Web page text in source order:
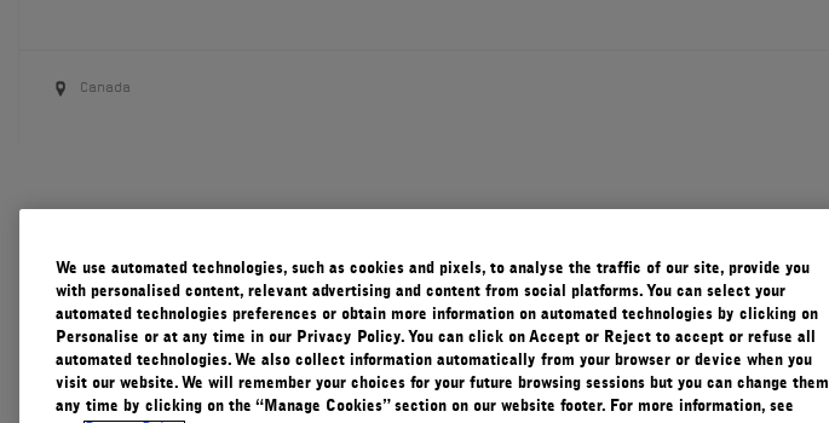
Canada
We use automated technologies, such as cookies and pixels, to analyse the traffic of our site, provide you
with personalised content, relevant advertising and content from social platforms. You can select your
automated technologies preferences or obtain more information on automated technologies by clicking on
Personalise or at any time in our Privacy Policy. You can click on Accept or Reject to accept or refuse all
automated technologies. We also collect information automatically from your browser or device when you
visit our website. We will remember your choices for your future browsing sessions but you can change them
any time by clicking on the “Manage Cookies” section on our website footer. For more information, see